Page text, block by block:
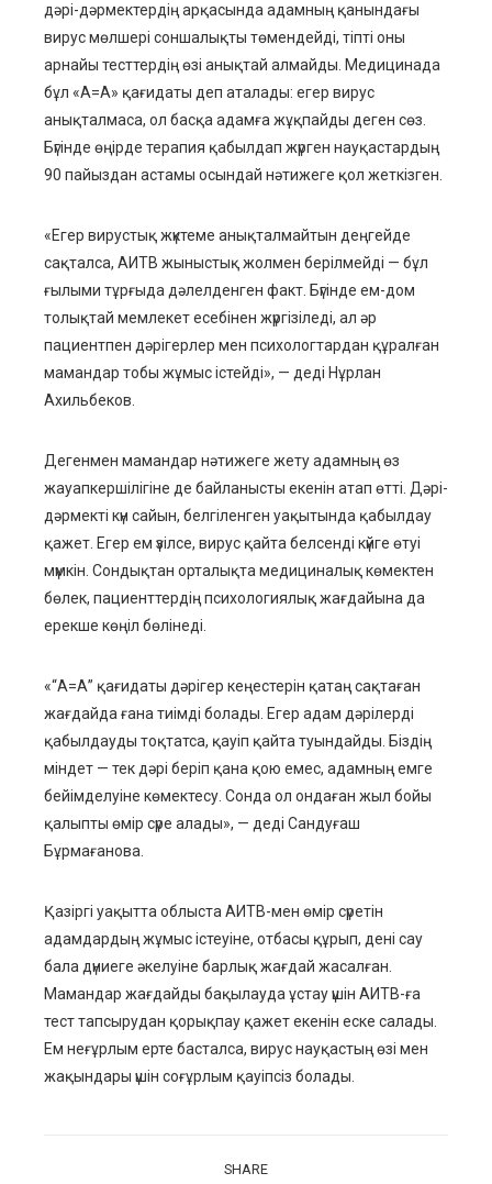
дәрі-дәрмектердің арқасында адамның қанындағы
вирус мөлшері соншалықты төмендейді, тіпті оны
арнайы тесттердің өзі анықтай алмайды. Медицинада
бұл «А=А» қағидаты деп аталады: егер вирус
анықталмаса, ол басқа адамға жұқпайды деген сөз.
Бүгінде өңірде терапия қабылдап жүрген науқастардың
90 пайыздан астамы осындай нәтижеге қол жеткізген.
«Егер вирустық жүктеме анықталмайтын деңгейде
сақталса, АИТВ жыныстық жолмен берілмейді — бұл
ғылыми тұрғыда дәлелденген факт. Бүгінде ем-дом
толықтай мемлекет есебінен жүргізіледі, ал әр
пациентпен дәрігерлер мен психологтардан құралған
мамандар тобы жұмыс істейді», — деді Нұрлан
Ахильбеков.
Дегенмен мамандар нәтижеге жету адамның өз
жауапкершілігіне де байланысты екенін атап өтті. Дәрі-
дәрмекті күн сайын, белгіленген уақытында қабылдау
қажет. Егер ем үзілсе, вирус қайта белсенді күйге өтуі
мүмкін. Сондықтан орталықта медициналық көмектен
бөлек, пациенттердің психологиялық жағдайына да
ерекше көңіл бөлінеді.
«“А=А” қағидаты дәрігер кеңестерін қатаң сақтаған
жағдайда ғана тиімді болады. Егер адам дәрілерді
қабылдауды тоқтатса, қауіп қайта туындайды. Біздің
міндет — тек дәрі беріп қана қою емес, адамның емге
бейімделуіне көмектесу. Сонда ол ондаған жыл бойы
қалыпты өмір сүре алады», — деді Сандуғаш
Бұрмағанова.
Қазіргі уақытта облыста АИТВ-мен өмір сүретін
адамдардың жұмыс істеуіне, отбасы құрып, дені сау
бала дүниеге әкелуіне барлық жағдай жасалған.
Мамандар жағдайды бақылауда ұстау үшін АИТВ-ға
тест тапсырудан қорықпау қажет екенін еске салады.
Ем неғұрлым ерте басталса, вирус науқастың өзі мен
жақындары үшін соғұрлым қауіпсіз болады.
SHARE